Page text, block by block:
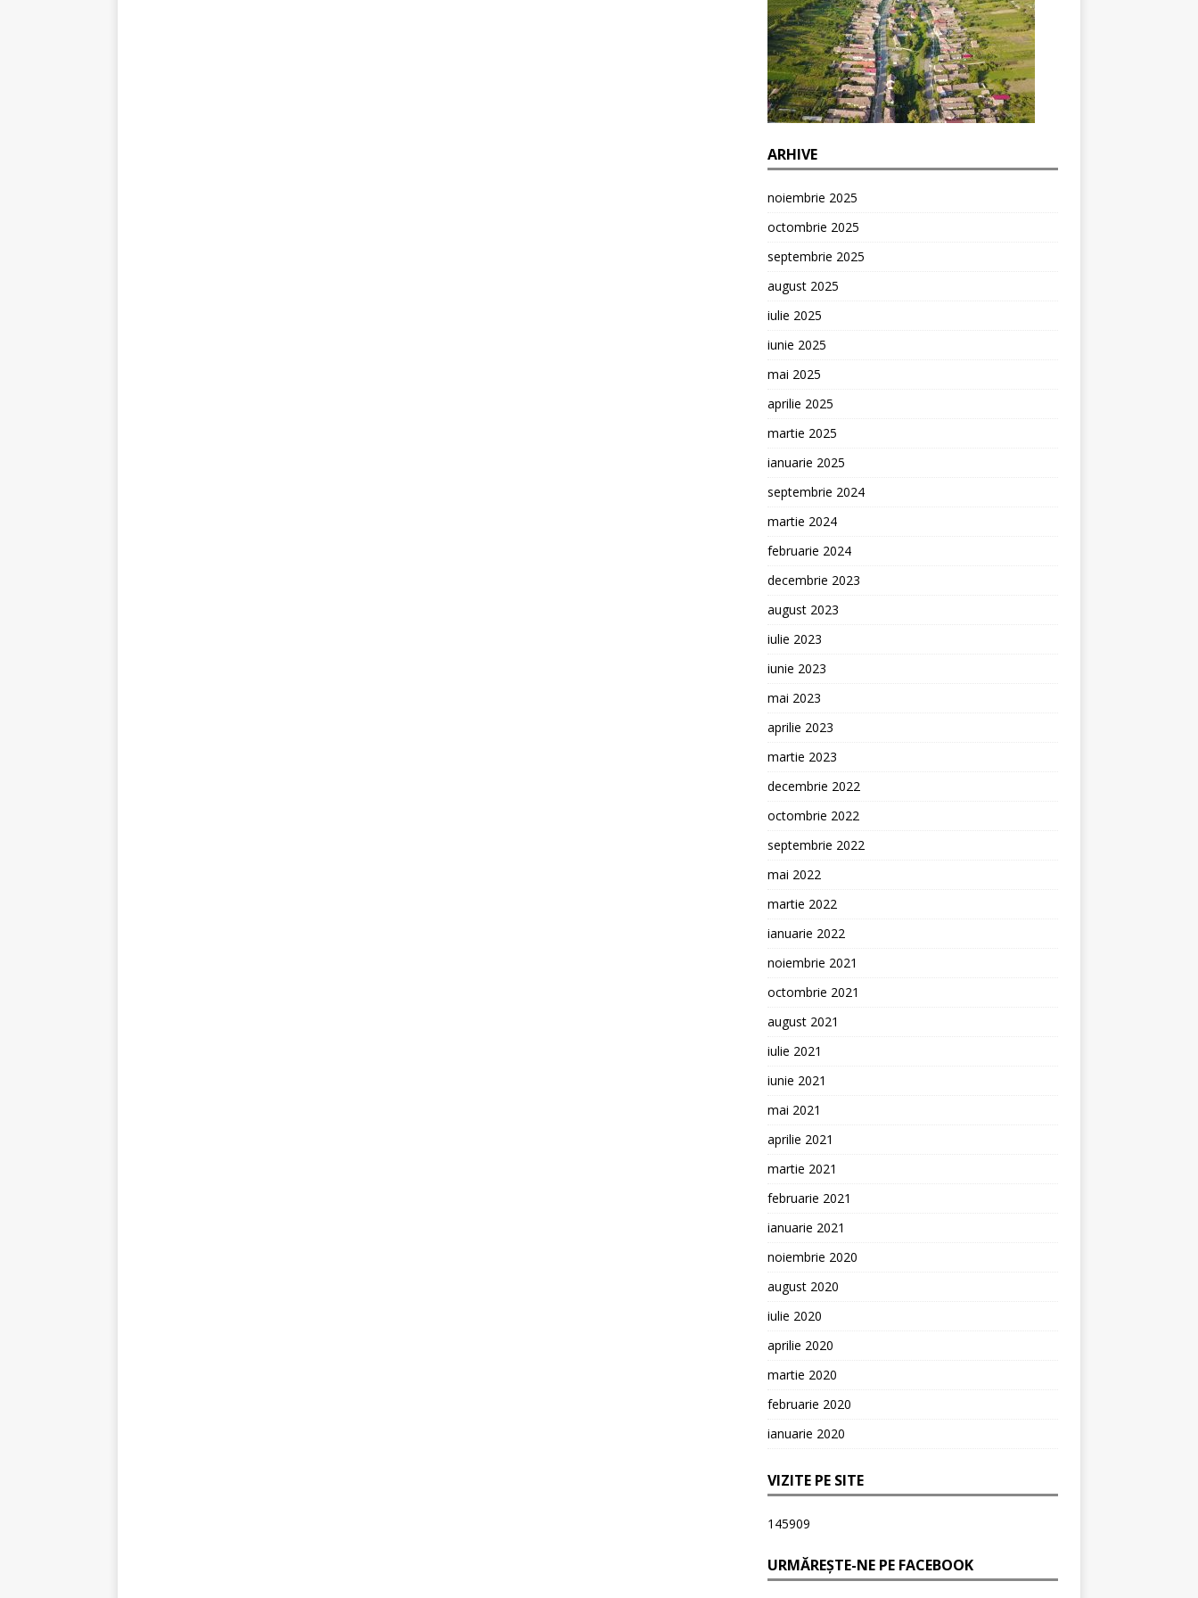
ARHIVE
noiembrie 2025
octombrie 2025
septembrie 2025
august 2025
iulie 2025
iunie 2025
mai 2025
aprilie 2025
martie 2025
ianuarie 2025
septembrie 2024
martie 2024
februarie 2024
decembrie 2023
august 2023
iulie 2023
iunie 2023
mai 2023
aprilie 2023
martie 2023
decembrie 2022
octombrie 2022
septembrie 2022
mai 2022
martie 2022
ianuarie 2022
noiembrie 2021
octombrie 2021
august 2021
iulie 2021
iunie 2021
mai 2021
aprilie 2021
martie 2021
februarie 2021
ianuarie 2021
noiembrie 2020
august 2020
iulie 2020
aprilie 2020
martie 2020
februarie 2020
ianuarie 2020
VIZITE PE SITE
145909
URMĂREȘTE-NE PE FACEBOOK